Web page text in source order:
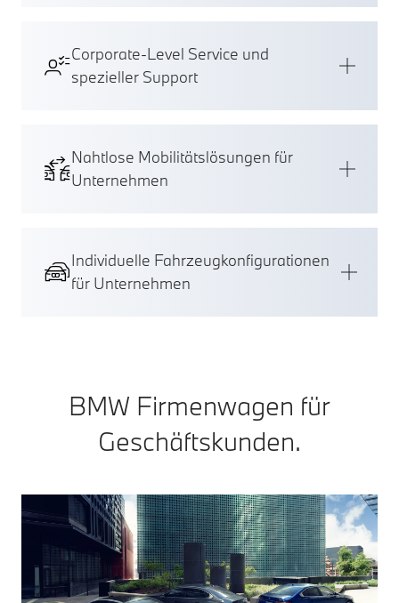
Corporate-Level Service und
spezieller Support
Nahtlose Mobilitätslösungen für
Unternehmen
Individuelle Fahrzeugkonfigurationen
für Unternehmen
BMW Firmenwagen für
Geschäftskunden.